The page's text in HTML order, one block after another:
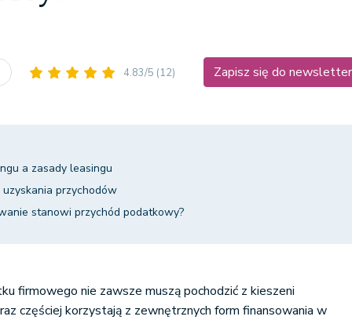
4.83/5 (12) Zapisz się do
a zasady leasingu
przychodów
stanowi przychód podatkowy?
firmowego nie zawsze muszą pochodzić z kieszeni
częściej korzystają z zewnętrznych form finansowania w